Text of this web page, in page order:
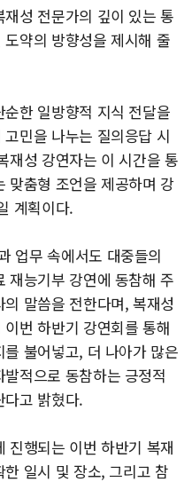
성 전문가의 깊이 있는 통
약의 방향성을 제시해 줄
한 일방향적 지식 전달을
민을 나누는 질의응답 시
재성 강연자는 이 시간을 통
맞춤형 조언을 제공하며 강
계획이다.
업무 속에서도 대중들의
재능기부 강연에 동참해 주
말씀을 전한다며, 복재성
번 하반기 강연회를 통해
불어넣고, 더 나아가 많은
적으로 동참하는 긍정적
고 밝혔다.
진행되는 이번 하반기 복재
일시 및 장소, 그리고 참